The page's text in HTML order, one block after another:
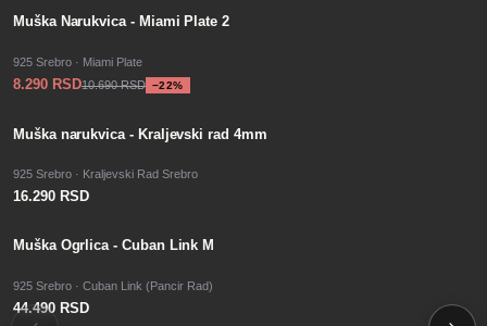
−22%
SALE
Muška Narukvica - Miami Plate 2
925 Srebro · Miami Plate
8.290 RSD10.690 RSD −22%
Muška narukvica - Kraljevski rad 4mm
925 Srebro · Kraljevski Rad Srebro
16.290 RSD
Muška Ogrlica - Cuban Link M
925 Srebro · Cuban Link (Pancir Rad)
44.490 RSD